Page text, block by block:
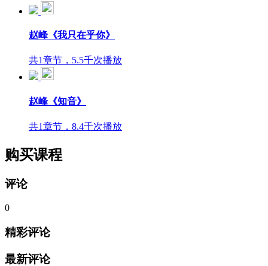
赵峰《我只在乎你》
共1章节，5.5千次播放
赵峰《知音》
共1章节，8.4千次播放
购买课程
评论
0
精彩评论
最新评论